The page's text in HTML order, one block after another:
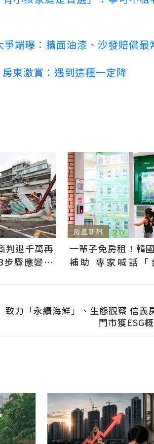
端曝：牆面油漆、沙發賠償最
東激賞：遇到這種一定降
判退千萬再
驟應變：
房產新訊
一輩子免房租！韓
補助 專家喊話「
致力「永續海鮮」、生態觀察 信義
門市獲ESG